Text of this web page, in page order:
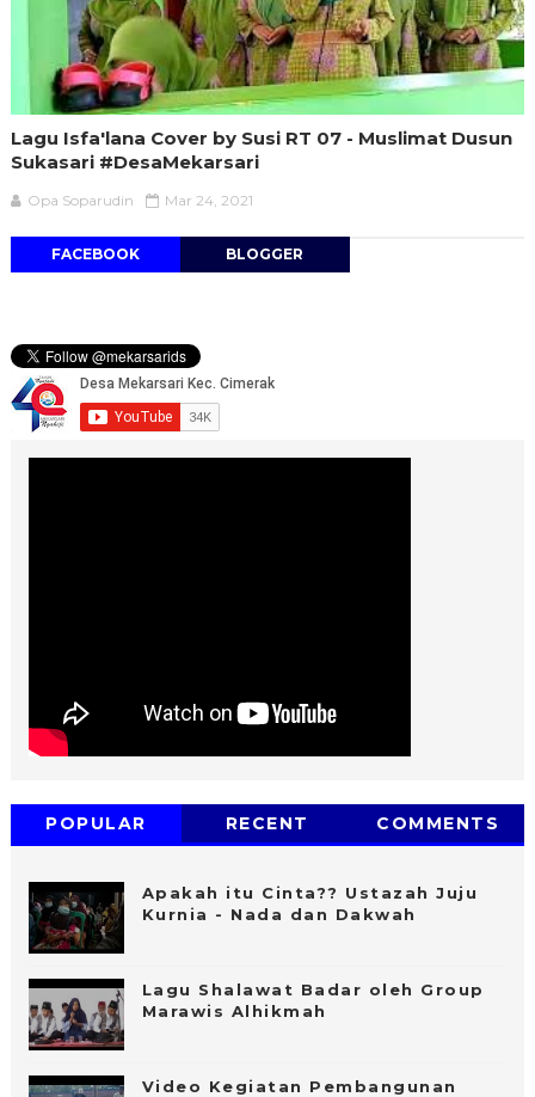
Lagu Isfa'lana Cover by Susi RT 07 - Muslimat Dusun
Sukasari #DesaMekarsari
Opa Soparudin Mar 24, 2021
FACEBOOK BLOGGER
POPULAR RECENT COMMENTS
Apakah itu Cinta?? Ustazah Juju
Kurnia - Nada dan Dakwah
Lagu Shalawat Badar oleh Group
Marawis Alhikmah
Video Kegiatan Pembangunan